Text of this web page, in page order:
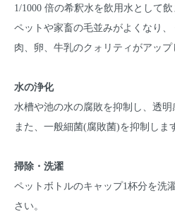
1/1000 倍の希釈水を飲用水として飲
ペットや家畜の毛並みがよくなり、
肉、卵、牛乳のクォリティがアップ
水の浄化
水槽や池の水の腐敗を抑制し、透明
また、一般細菌(腐敗菌)を抑制しま
掃除・洗濯
ペットボトルのキャップ1杯分を洗
さい。